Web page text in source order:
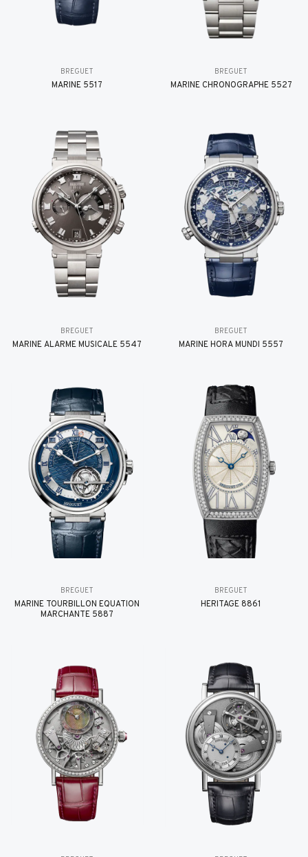
BREGUET
MARINE 5517
BREGUET
MARINE CHRONOGRAPHE 5527
BREGUET
MARINE ALARME MUSICALE 5547
BREGUET
MARINE HORA MUNDI 5557
BREGUET
MARINE TOURBILLON ÉQUATION
MARCHANTE 5887
BREGUET
HÉRITAGE 8861